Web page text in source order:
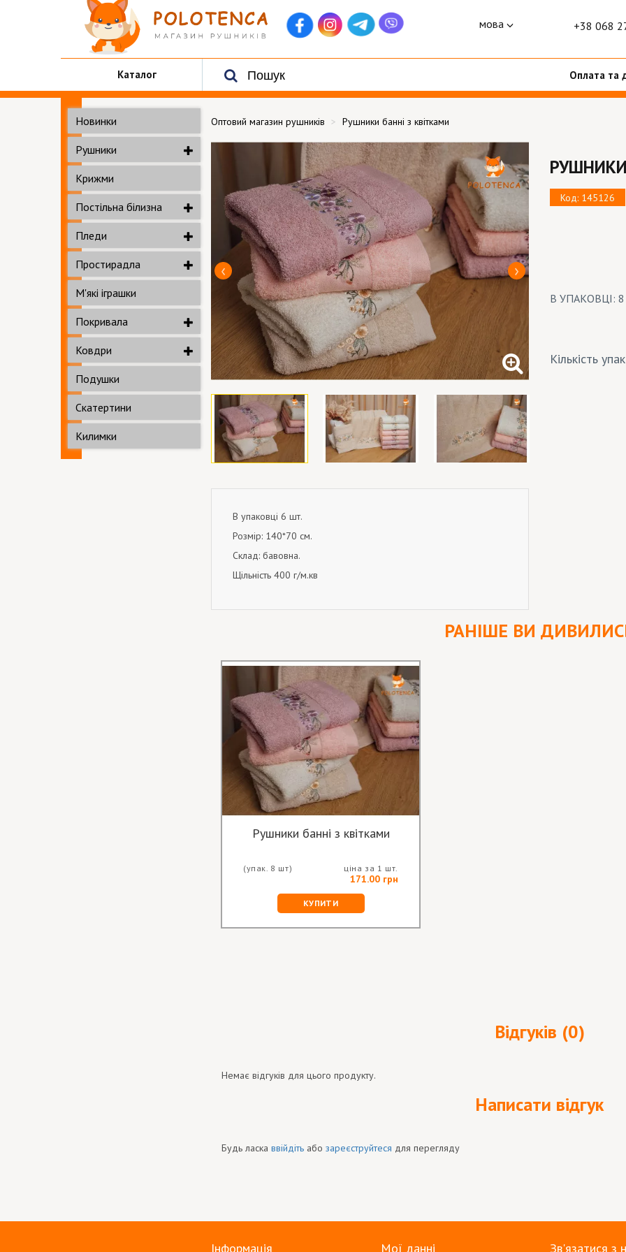
мова +38 068
Каталог Оплата та
Новинки
Рушники
Крижми
Постільна білизна
Пледи
Простирадла
М'які іграшки
Покривала
Ковдри
Подушки
Скатертини
Килимки
Оптовий магазин рушників Рушники банні з квітками
В упаковці 6 шт.
Розмір: 140*70 см.
Склад: бавовна.
Щільність 400 г/м.кв
Код: 145126
В УПАКОВЦІ:
Кількість
РАНІШЕ ВИ
Рушники банні з квітками
(упак. 8 шт) ціна за 1 шт.
171.00 грн
КУПИТИ
Відгуків (0)
Немає відгуків для цього продукту.
Написати відгук
Будь ласка ввійдіть або зареєструйтеся для перегляду
Інформація Мої данні Зв'язатися з